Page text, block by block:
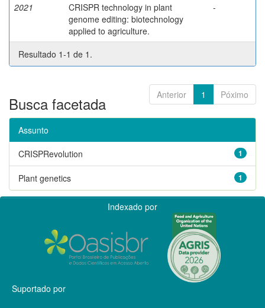
2021
CRISPR technology in plant
genome editing: biotechnology
applied to agriculture.
-
Resultado 1-1 de 1.
Anterior 1 Póximo
Busca facetada
Assunto
1
CRISPRevolution
1
Plant genetics
Indexado por
Suportado por